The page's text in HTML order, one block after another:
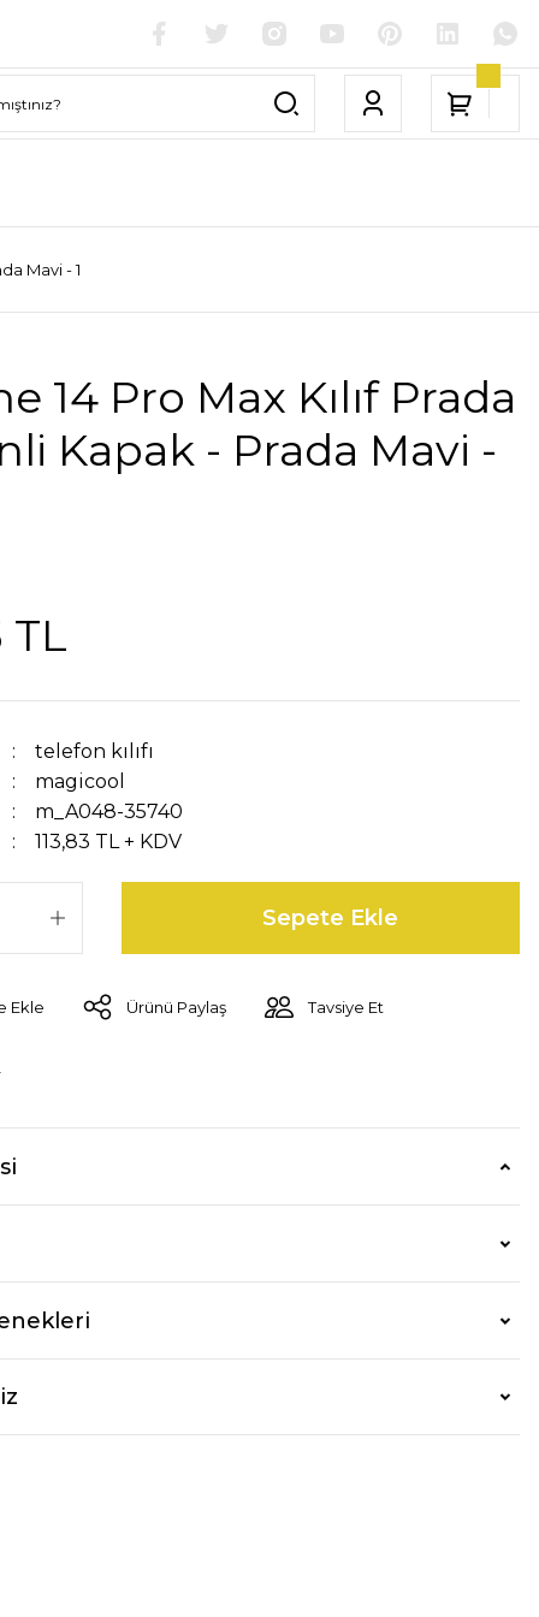
Mavi - 1
14 Pro Max Kılıf Prada
Kapak - Prada Mavi -
TL
telefon kılıfı
magicool
m_A048-35740
113,83 TL + KDV
Sepete Ekle
Ürünü Paylaş Tavsiye Et